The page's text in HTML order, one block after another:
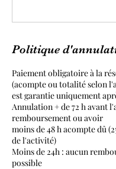
Politique
Paiement obligatoire à la
(acompte ou totalité selon
est garantie uniquement
Annulation + de 72 h avant
remboursement ou avoir
moins de 48 h acompte dû
de l'activité)
Moins de 24h : aucun
possible